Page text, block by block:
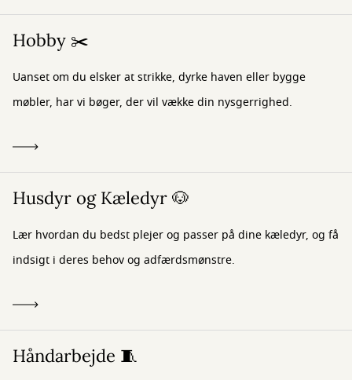
Hobby ✂️
Uanset om du elsker at strikke, dyrke haven eller bygge
møbler, har vi bøger, der vil vække din nysgerrighed.
Husdyr og Kæledyr 🐶
Lær hvordan du bedst plejer og passer på dine kæledyr, og få
indsigt i deres behov og adfærdsmønstre.
Håndarbejde 🧵